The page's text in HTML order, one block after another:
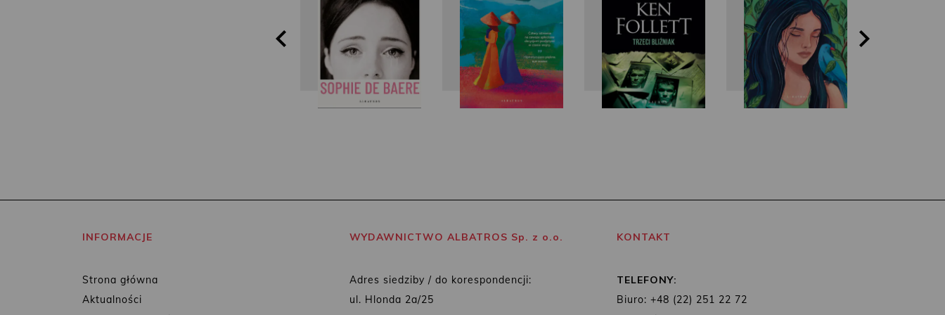
INFORMACJE
Strona główna
Aktualności
WYDAWNICTWO ALBATROS Sp. z o.o.
Adres siedziby / do korespondencji:
ul. Hlonda 2a/25
KONTAKT
TELEFONY:
Biuro: +48 (22) 251 22 72